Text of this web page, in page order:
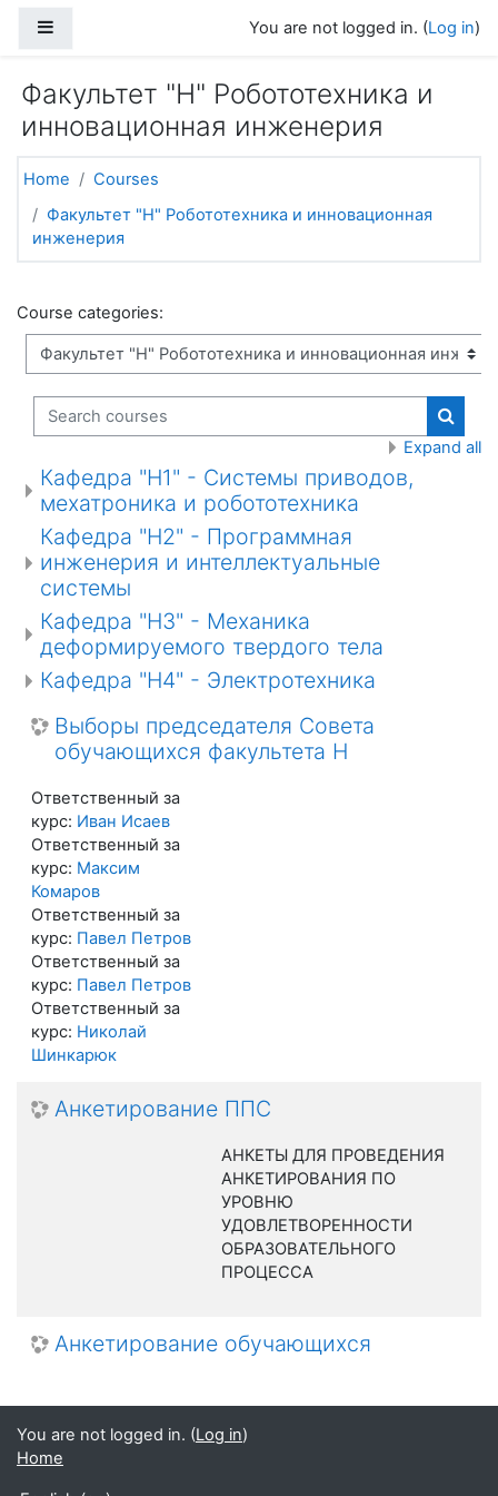
You are not logged in. (Log in)
Факультет "Н" Робототехника и
инновационная инженерия
Home
Courses
Факультет "Н" Робототехника и инновационная
инженерия
Course categories:
Search courses
Expand all
Кафедра "Н1" - Системы приводов,
мехатроника и робототехника
Кафедра "Н2" - Программная
инженерия и интеллектуальные
системы
Кафедра "Н3" - Механика
деформируемого твердого тела
Кафедра "Н4" - Электротехника
Выборы председателя Совета
обучающихся факультета H
Ответственный за
курс: Иван Исаев
Ответственный за
курс: Максим
Комаров
Ответственный за
курс: Павел Петров
Ответственный за
курс: Павел Петров
Ответственный за
курс: Николай
Шинкарюк
Анкетирование ППС
АНКЕТЫ ДЛЯ ПРОВЕДЕНИЯ
АНКЕТИРОВАНИЯ ПО
УРОВНЮ
УДОВЛЕТВОРЕННОСТИ
ОБРАЗОВАТЕЛЬНОГО
ПРОЦЕССА
Анкетирование обучающихся
You are not logged in. (Log in)
Home